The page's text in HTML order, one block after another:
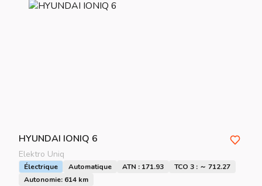
HYUNDAI IONIQ 6
Elektro Uniq
Électrique Automatique ATN : 171.93
TCO 3 : ～ 712.27
Autonomie: 614 km